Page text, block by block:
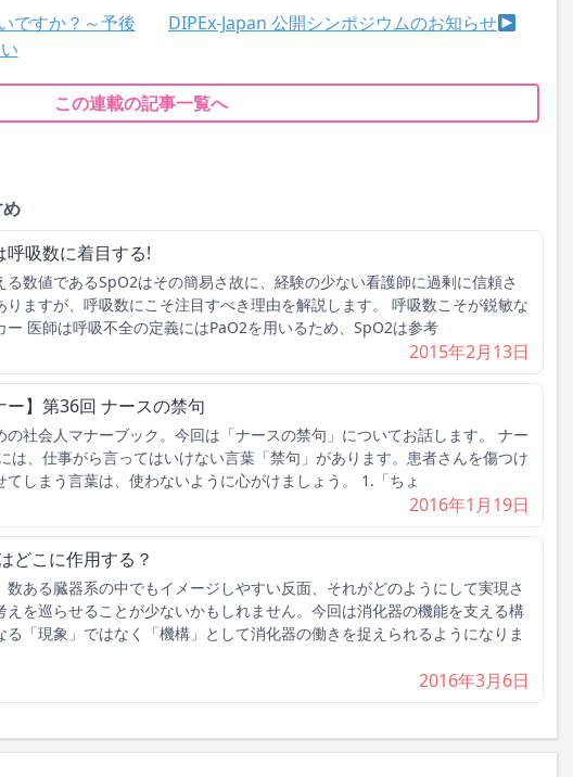
ですか？～予後
DIPEx-Japan 公開シンポジウムのお知らせ
この連載の記事一覧へ
呼吸数に着目する!
る数値であるSpO2はその簡易さ故に、経験の少ない看護師に過剰に信頼さ
りますが、呼吸数にこそ注目すべき理由を解説します。 呼吸数こそが鋭敏な
ー 医師は呼吸不全の定義にはPaO2を用いるため、SpO2は参考
2015年2月13日
ー】第36回 ナースの禁句
の社会人マナーブック。今回は「ナースの禁句」についてお話します。 ナー
は、仕事がら言ってはいけない言葉「禁句」があります。患者さんを傷つけ
てしまう言葉は、使わないように心がけましょう。 1.「ちょ
2016年1月19日
どこに作用する？
数ある臓器系の中でもイメージしやすい反面、それがどのようにして実現さ
えを巡らせることが少ないかもしれません。今回は消化器の機能を支える構
る「現象」ではなく「機構」として消化器の働きを捉えられるようになりま
2016年3月6日